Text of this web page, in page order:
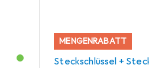
MENGENRABATT
Steckschlüssel +